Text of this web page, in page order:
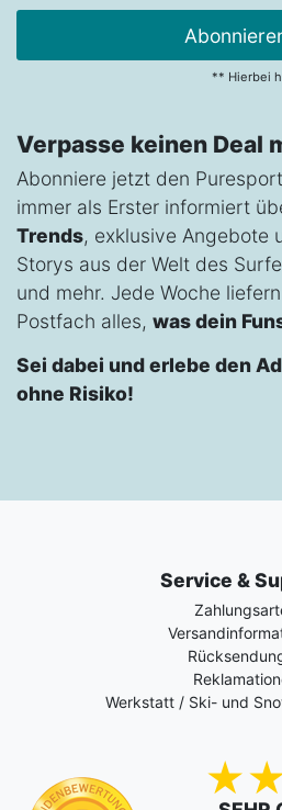
** Hierbei
Verpasse keinen Deal
Abonniere jetzt den
immer als Erster informiert
Trends, exklusive Angebote
Storys aus der Welt des
und mehr. Jede Woche
Postfach alles, was dein
Sei dabei und erlebe den
ohne Risiko!
Service &
Werkstatt / Ski- und